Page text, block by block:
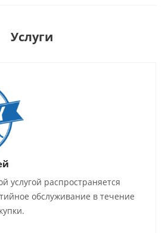
Услуги
услугой распространяется
обслуживание в течение